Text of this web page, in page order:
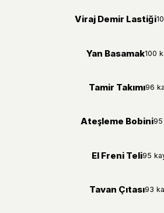
Viraj Demir Lastiği
Yan Basamak100
Tamir Takımı96
Ateşleme Bobini95
El Freni Teli95
Tavan Çıtası93